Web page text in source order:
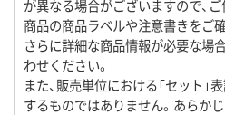
が異なる場合がございますので、
商品の商品ラベルや注意書きをご
さらに詳細な商品情報が必要な場
わせください。
また、販売単位における「セット」
するものではありません。あらか